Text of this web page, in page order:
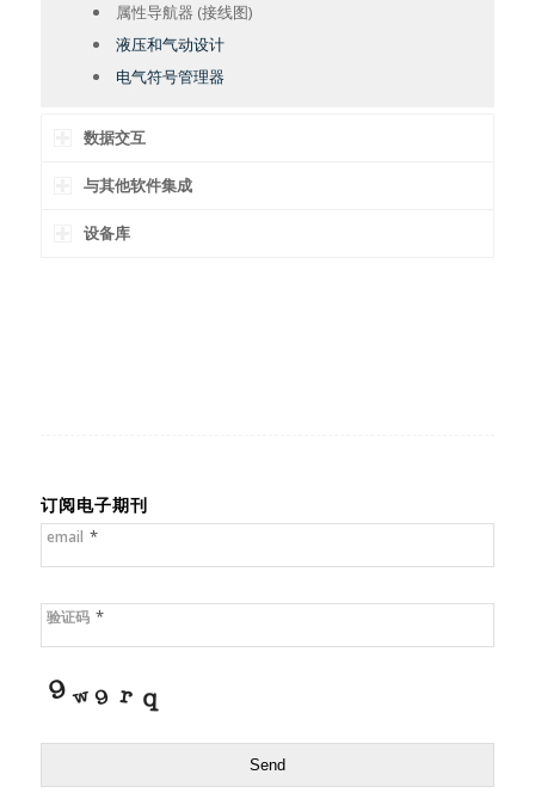
属性导航器 (接线图)
液压和气动设计
电气符号管理器
数据交互
与其他软件集成
设备库
订阅电子期刊
email *
验证码 *
Send